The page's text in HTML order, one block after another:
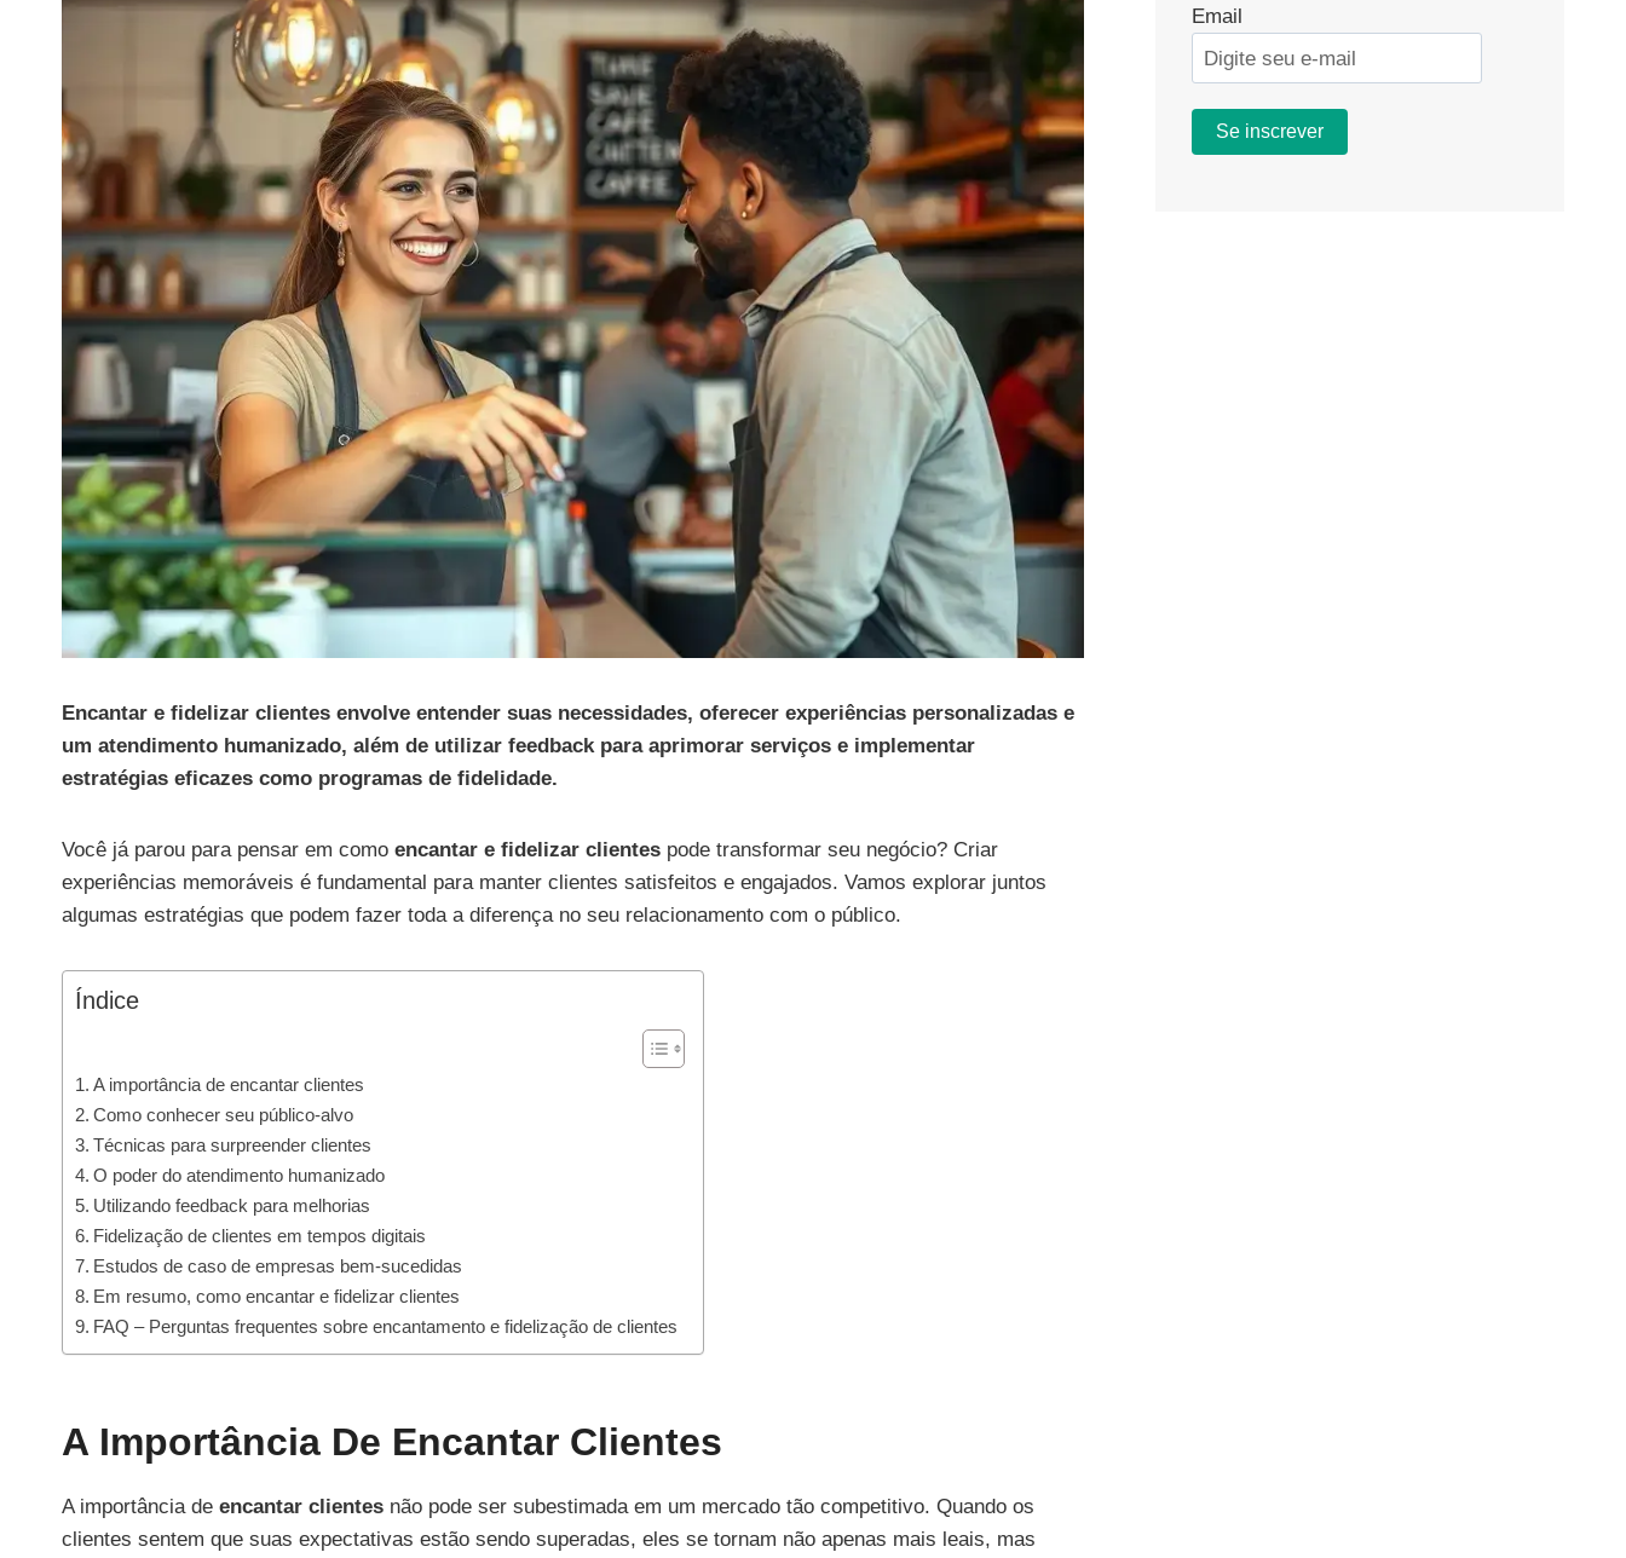
Encantar e fidelizar clientes envolve entender suas necessidades, oferecer experiências personalizadas e
um atendimento humanizado, além de utilizar feedback para aprimorar serviços e implementar
estratégias eficazes como programas de fidelidade.
Você já parou para pensar em como encantar e fidelizar clientes pode transformar seu negócio? Criar
experiências memoráveis é fundamental para manter clientes satisfeitos e engajados. Vamos explorar juntos
algumas estratégias que podem fazer toda a diferença no seu relacionamento com o público.
Índice
A importância de encantar clientes
Como conhecer seu público-alvo
Técnicas para surpreender clientes
O poder do atendimento humanizado
Utilizando feedback para melhorias
Fidelização de clientes em tempos digitais
Estudos de caso de empresas bem-sucedidas
Em resumo, como encantar e fidelizar clientes
FAQ – Perguntas frequentes sobre encantamento e fidelização de clientes
A Importância De Encantar Clientes
A importância de encantar clientes não pode ser subestimada em um mercado tão competitivo. Quando os
clientes sentem que suas expectativas estão sendo superadas, eles se tornam não apenas mais leais, mas
Email